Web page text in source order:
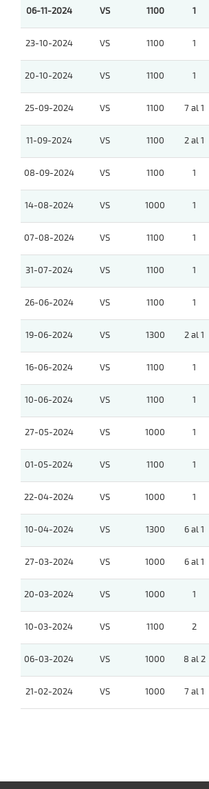
06-11-2024 VS 1100 1
23-10-2024 VS 1100 1
20-10-2024 VS 1100 1
25-09-2024 VS 1100 7 al 1
11-09-2024 VS 1100 2 al 1
08-09-2024 VS 1100 1
14-08-2024 VS 1000 1
07-08-2024 VS 1100 1
31-07-2024 VS 1100 1
26-06-2024 VS 1100 1
19-06-2024 VS 1300 2 al 1
16-06-2024 VS 1100 1
10-06-2024 VS 1100 1
27-05-2024 VS 1000 1
01-05-2024 VS 1100 1
22-04-2024 VS 1000 1
10-04-2024 VS 1300 6 al 1
27-03-2024 VS 1000 6 al 1
20-03-2024 VS 1000 1
10-03-2024 VS 1100 2
06-03-2024 VS 1000 8 al 2
21-02-2024 VS 1000 7 al 1